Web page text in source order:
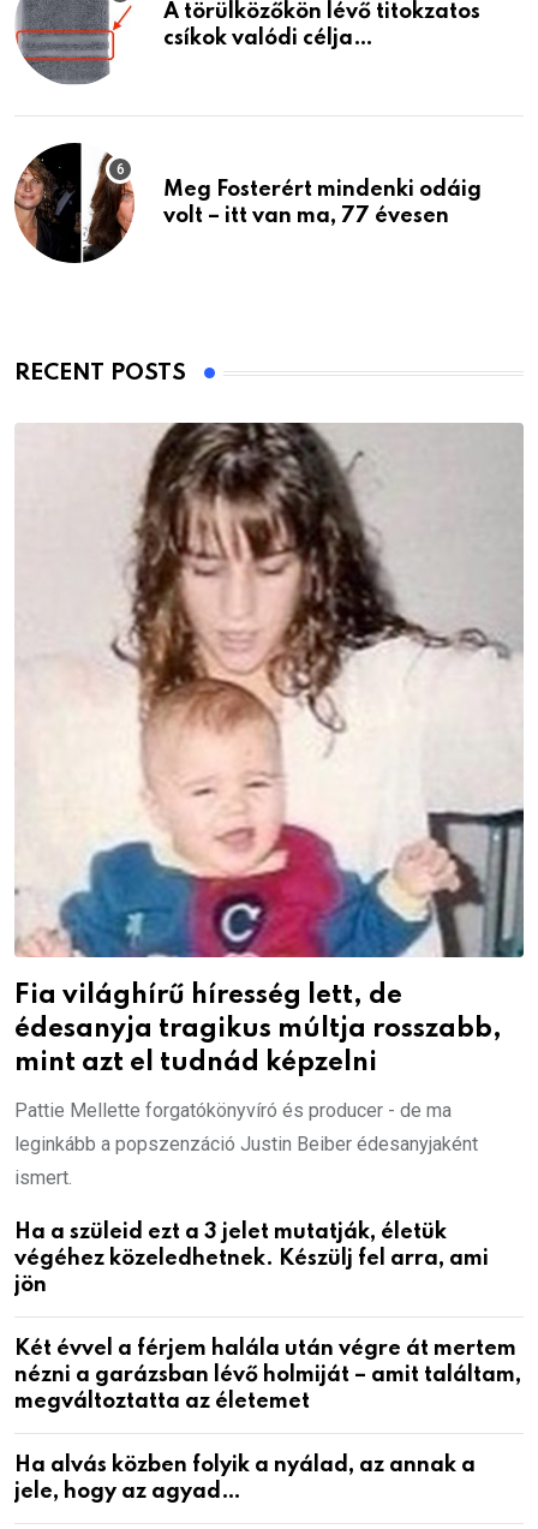
A törülközőkön lévő titokzatos
csíkok valódi célja…
Meg Fosterért mindenki odáig
volt – itt van ma, 77 évesen
RECENT POSTS
Fia világhírű híresség lett, de
édesanyja tragikus múltja rosszabb,
mint azt el tudnád képzelni
Pattie Mellette forgatókönyvíró és producer - de ma
leginkább a popszenzáció Justin Beiber édesanyjaként
ismert.
Ha a szüleid ezt a 3 jelet mutatják, életük
végéhez közeledhetnek. Készülj fel arra, ami
jön
Két évvel a férjem halála után végre át mertem
nézni a garázsban lévő holmiját – amit találtam,
megváltoztatta az életemet
Ha alvás közben folyik a nyálad, az annak a
jele, hogy az agyad…